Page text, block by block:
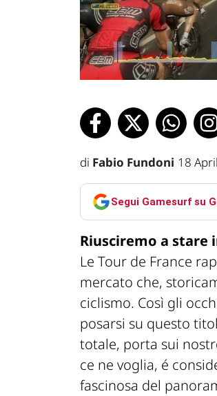
di Fabio Fundoni 18
Segui Gamesurf su
Riusciremo a stare
Le Tour de France
mercato che,
ciclismo. Così gli
posarsi su questo
totale, porta sui
ce ne voglia, é
fascinosa del